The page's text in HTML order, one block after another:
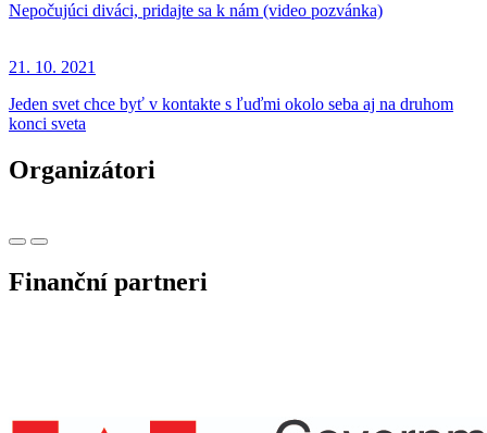
Nepočujúci diváci, pridajte sa k nám (video pozvánka)
21. 10. 2021
Jeden svet chce byť v kontakte s ľuďmi okolo seba aj na druhom
konci sveta
Organizátori
Finanční partneri